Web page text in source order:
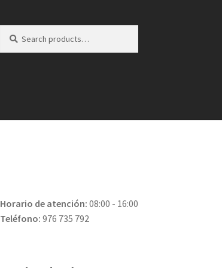
for:
Horario de atención: 08:00 - 16:00
Teléfono: 976 735 792